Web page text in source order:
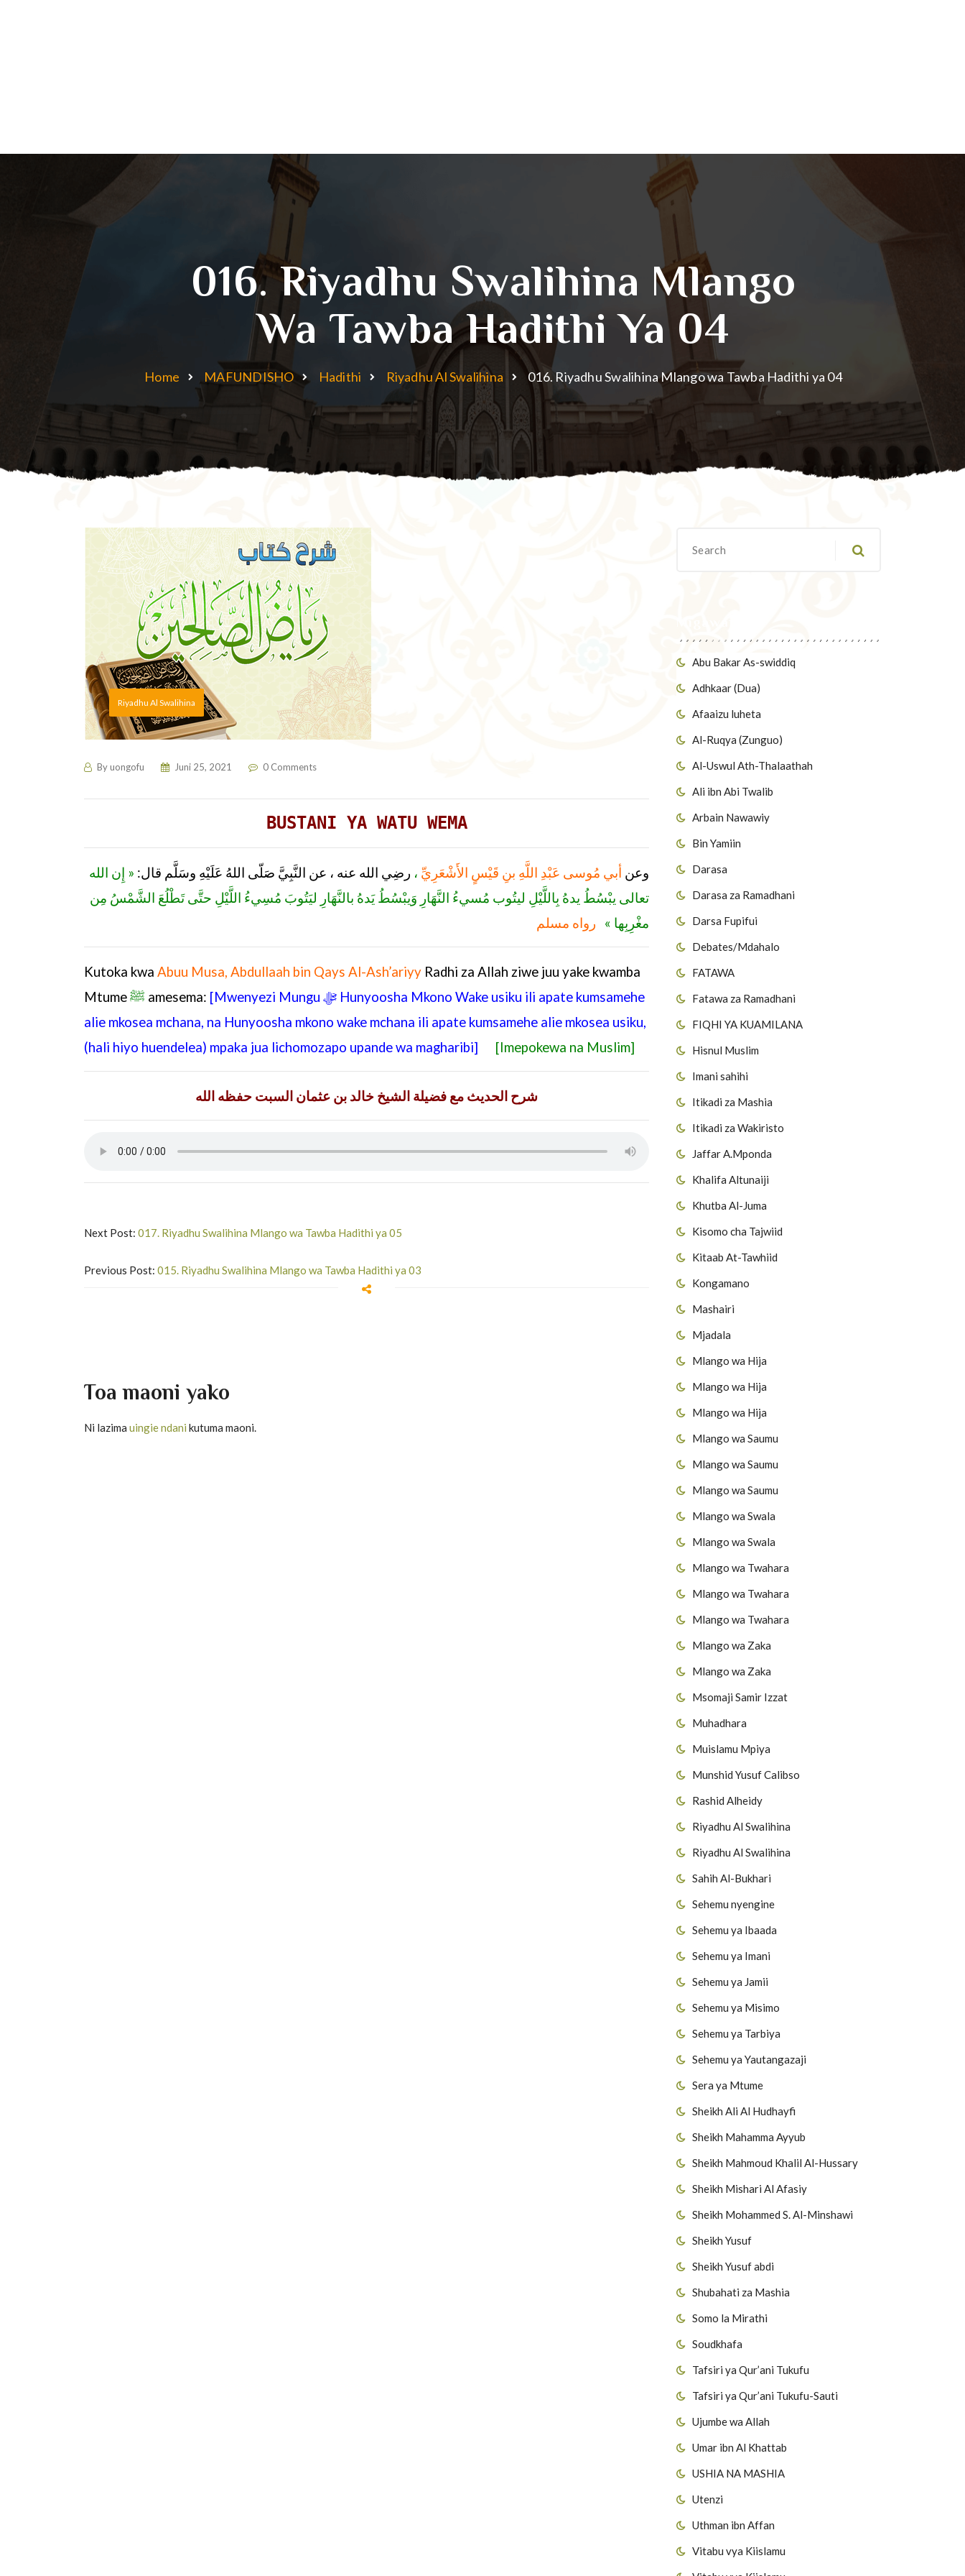
016. Riyadhu Swalihina Mlango
Wa Tawba Hadithi Ya 04
Home MAFUNDISHO Hadithi Riyadhu Al Swalihina 016. Riyadhu Swalihina Mlango wa Tawba Hadithi ya 04
Abu Bakar As-swiddiq
Adhkaar (Dua)
Afaaizu luheta
Al-Ruqya (Zunguo)
Al-Uswul Ath-Thalaathah
Ali ibn Abi Twalib
Arbain Nawawiy
Bin Yamiin
Darasa
Darasa za Ramadhani
Darsa Fupifui
Debates/Mdahalo
FATAWA
Fatawa za Ramadhani
FIQHI YA KUAMILANA
Hisnul Muslim
Imani sahihi
Itikadi za Mashia
Itikadi za Wakiristo
Jaffar A.Mponda
Khalifa Altunaiji
Khutba Al-Juma
Kisomo cha Tajwiid
Kitaab At-Tawhiid
Kongamano
Mashairi
Mjadala
Mlango wa Hija
Mlango wa Hija
Mlango wa Hija
Mlango wa Saumu
Mlango wa Saumu
Mlango wa Saumu
Mlango wa Swala
Mlango wa Swala
Mlango wa Twahara
Mlango wa Twahara
Mlango wa Twahara
Mlango wa Zaka
Mlango wa Zaka
Msomaji Samir Izzat
Muhadhara
Muislamu Mpiya
Munshid Yusuf Calibso
Rashid Alheidy
Riyadhu Al Swalihina
Riyadhu Al Swalihina
Sahih Al-Bukhari
Sehemu nyengine
Sehemu ya Ibaada
Sehemu ya Imani
Sehemu ya Jamii
Sehemu ya Misimo
Sehemu ya Tarbiya
Sehemu ya Yautangazaji
Sera ya Mtume
Sheikh Ali Al Hudhayfi
Sheikh Mahamma Ayyub
Sheikh Mahmoud Khalil Al-Hussary
Sheikh Mishari Al Afasiy
Sheikh Mohammed S. Al-Minshawi
Sheikh Yusuf
Sheikh Yusuf abdi
Shubahati za Mashia
Somo la Mirathi
Soudkhafa
Tafsiri ya Qur’ani Tukufu
Tafsiri ya Qur’ani Tukufu-Sauti
Ujumbe wa Allah
Umar ibn Al Khattab
USHIA NA MASHIA
Utenzi
Uthman ibn Affan
Vitabu vya Kiislamu
Riyadhu Al Swalihina
Byuongofu Juni 25, 2021 0 Comments
BUSTANI YA WATU WEMA
وعن أبي مُوسى عَبْدِ اللَّهِ بنِ قَيْسٍ الأَشْعَرِيِّ ، رضِي الله عنه ، عن النَّبِيَّ صَلّى اللهُ عَلَيْهِ وسَلَّم قال: « إِن الله
تعالى يبْسُطُ يدهُ بِاللَّيْلِ ليتُوب مُسيءُ النَّهَارِ وَيبْسُطُ يَدهُ بالنَّهَارِ ليَتُوبَ مُسِيءُ اللَّيْلِ حتَّى تَطْلُعَ الشَّمْسُ مِن
مغْرِبِها »
رواه مسلم
Kutoka kwa Abuu Musa, Abdullaah bin Qays Al-Ash’ariyy Radhi za Allah ziwe juu yake kwamba
Mtumeﷺ amesema: [Mwenyezi Mungu ﷻ Hunyoosha Mkono Wake usiku ili apate kumsamehe
alie mkosea mchana, na Hunyoosha mkono wake mchana ili apate kumsamehe alie mkosea usiku,
(hali hiyo huendelea) mpaka jua lichomozapo upande wa magharibi]
[Imepokewa na Muslim]
شرح الحديث مع فضيلة الشيخ خالد بن عثمان السبت حفظه الله
Next Post: 017. Riyadhu Swalihina Mlango wa Tawba Hadithi ya 05
Previous Post: 015. Riyadhu Swalihina Mlango wa Tawba Hadithi ya 03
Toa maoni yako
Ni lazima uingie ndani kutuma maoni.